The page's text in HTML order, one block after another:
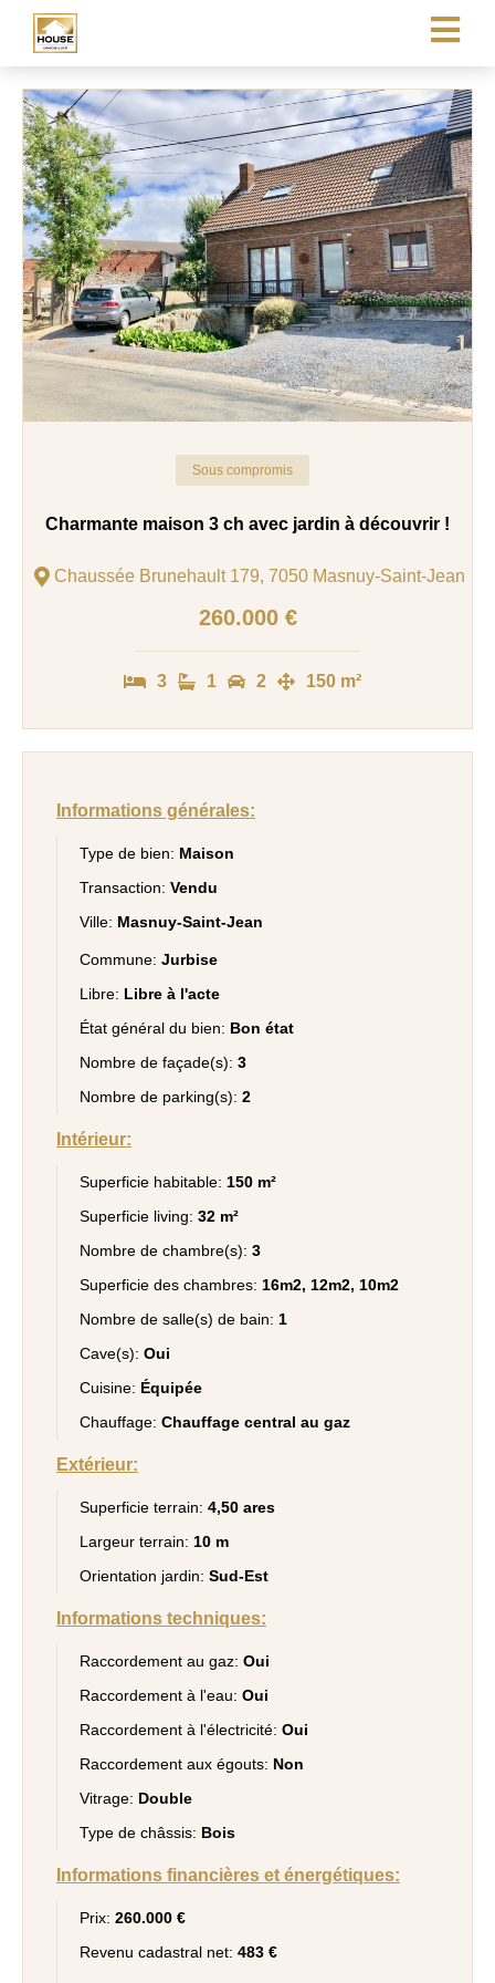
Sous compromis
Charmante maison 3 ch avec jardin à découvrir !
Chaussée Brunehault 179, 7050 Masnuy-Saint-Jean
260.000 €
3 1 2 150 m²
Informations générales:
Type de bien: Maison
Transaction: Vendu
Ville: Masnuy-Saint-Jean
Commune: Jurbise
Libre: Libre à l'acte
État général du bien: Bon état
Nombre de façade(s): 3
Nombre de parking(s): 2
Intérieur:
Superficie habitable: 150 m²
Superficie living: 32 m²
Nombre de chambre(s): 3
Superficie des chambres: 16m2, 12m2, 10m2
Nombre de salle(s) de bain: 1
Cave(s): Oui
Cuisine: Équipée
Chauffage: Chauffage central au gaz
Extérieur:
Superficie terrain: 4,50 ares
Largeur terrain: 10 m
Orientation jardin: Sud-Est
Informations techniques:
Raccordement au gaz: Oui
Raccordement à l'eau: Oui
Raccordement à l'électricité: Oui
Raccordement aux égouts: Non
Vitrage: Double
Type de châssis: Bois
Informations financières et énergétiques:
Prix: 260.000 €
Revenu cadastral net: 483 €